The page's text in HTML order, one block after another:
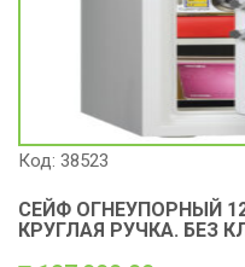
Код: 38523
СЕЙФ ОГНЕУПОРНЫЙ
КРУГЛАЯ РУЧКА. БЕЗ